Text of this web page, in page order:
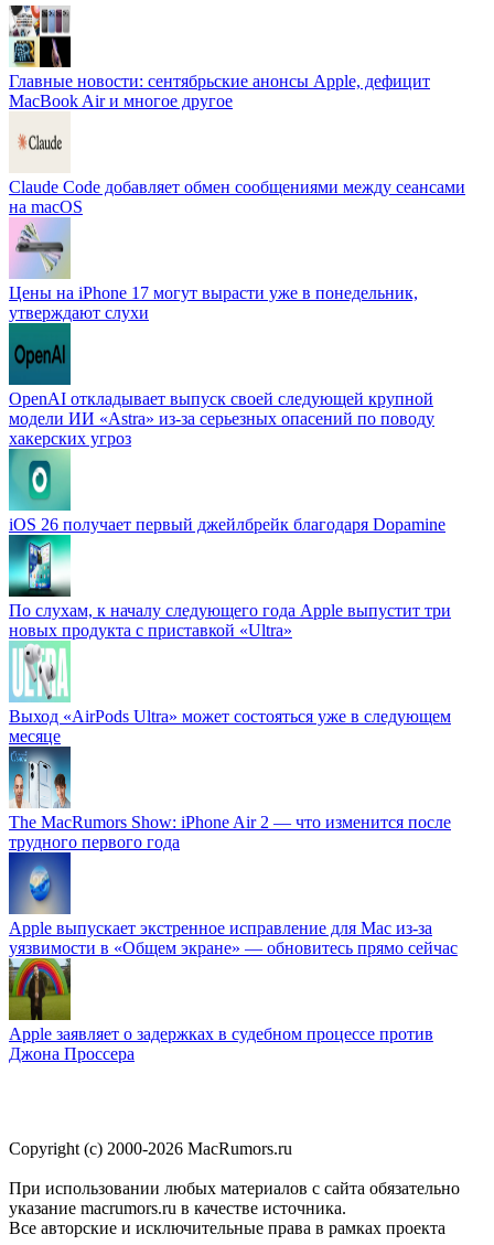
Главные новости: сентябрьские анонсы Apple, дефицит
MacBook Air и многое другое
Claude Code добавляет обмен сообщениями между сеансами
на macOS
Цены на iPhone 17 могут вырасти уже в понедельник,
утверждают слухи
OpenAI откладывает выпуск своей следующей крупной
модели ИИ «Astra» из-за серьезных опасений по поводу
хакерских угроз
iOS 26 получает первый джейлбрейк благодаря Dopamine
По слухам, к началу следующего года Apple выпустит три
новых продукта с приставкой «Ultra»
Выход «AirPods Ultra» может состояться уже в следующем
месяце
The MacRumors Show: iPhone Air 2 — что изменится после
трудного первого года
Apple выпускает экстренное исправление для Mac из-за
уязвимости в «Общем экране» — обновитесь прямо сейчас
Apple заявляет о задержках в судебном процессе против
Джона Проссера
Copyright (c) 2000-2026 MacRumors.ru
При использовании любых материалов с сайта обязательно
указание macrumors.ru в качестве источника.
Все авторские и исключительные права в рамках проекта